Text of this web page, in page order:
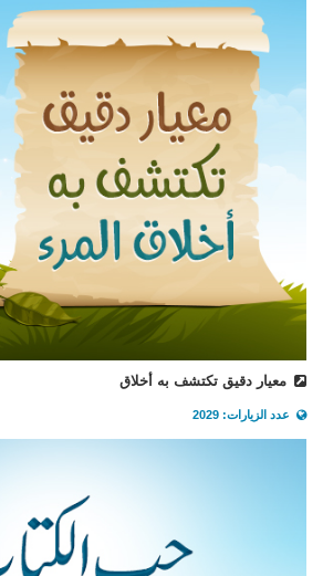
معيار دقيق تكتشف به أخلاق
عدد الزيارات: 2029